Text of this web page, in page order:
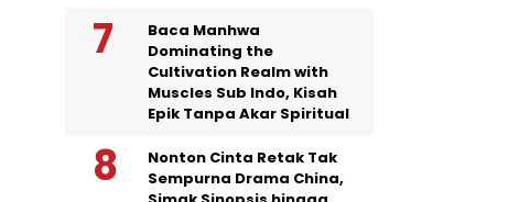
Baca Manhwa
Dominating the
Cultivation Realm with
Muscles Sub Indo, Kisah
Epik Tanpa Akar Spiritual
Nonton Cinta Retak Tak
Sempurna Drama China,